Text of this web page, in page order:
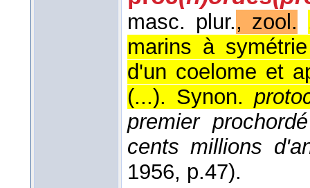
masc. plur., zool.
marins à
d'un coelome et
(...). Synon.
premier
cents millions
1956, p.47).